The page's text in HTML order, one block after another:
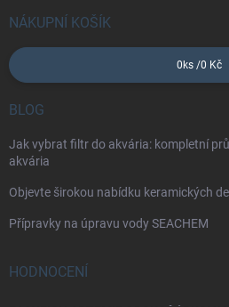
NÁKUPNÍ KOŠÍK
0ks /0 Kč
BLOG
Jak vybrat filtr do akvária: kompletní
akvária
Objevte širokou nabídku keramických
Přípravky na úpravu vody SEACHEM
HODNOCENÍ